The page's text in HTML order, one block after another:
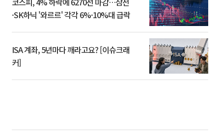
·SK하닉 '와르르' 각각 6%·10%대 급락
ISA 계좌, 5년마다 깨라고요? [이슈크래
커]